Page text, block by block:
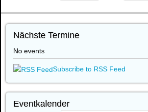
Nächste Termine
No events
Subscribe to RSS Feed
Eventkalender